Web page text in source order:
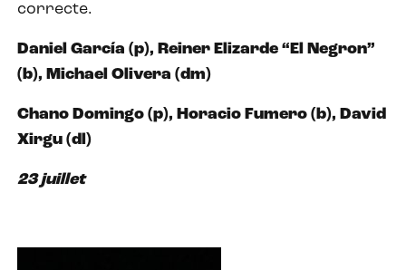
correcte.
Daniel García (p), Reiner Elizarde “El Negron”
(b), Michael Olivera (dm)
Chano Domingo (p), Horacio Fumero (b), David
Xirgu (dl)
23 juillet